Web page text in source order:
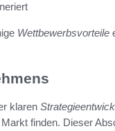
Wettbewerbsvorteile
klaren
finden. Dieser